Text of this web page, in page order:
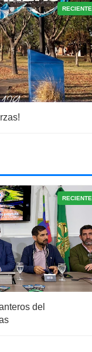
RECIENTE
RECIENTE
del